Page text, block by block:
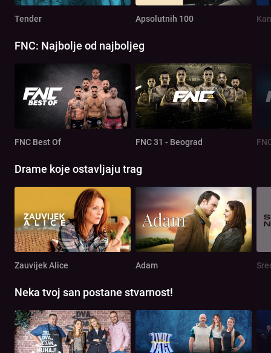
Tender Apsolutnih 100
FNC: Najbolje od najboljeg
FNC Best Of FNC 31 - Beograd
Drame koje ostavljaju trag
Zauvijek Alice Adam
Neka tvoj san postane stvarnost!